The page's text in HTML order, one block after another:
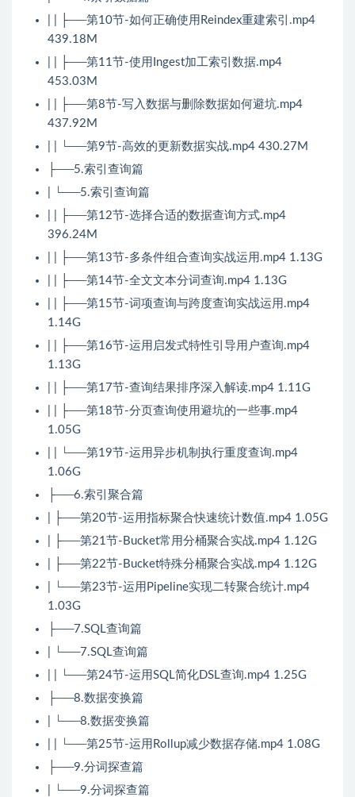
| | ├──第10节-如何正确使用Reindex重建索引.mp4
439.18M
| | ├──第11节-使用Ingest加工索引数据.mp4
453.03M
| | ├──第8节-写入数据与删除数据如何避坑.mp4
437.92M
| | └──第9节-高效的更新数据实战.mp4 430.27M
├──5.索引查询篇
| └──5.索引查询篇
| | ├──第12节-选择合适的数据查询方式.mp4
396.24M
| | ├──第13节-多条件组合查询实战运用.mp4 1.13G
| | ├──第14节-全文文本分词查询.mp4 1.13G
| | ├──第15节-词项查询与跨度查询实战运用.mp4
1.14G
| | ├──第16节-运用启发式特性引导用户查询.mp4
1.13G
| | ├──第17节-查询结果排序深入解读.mp4 1.11G
| | ├──第18节-分页查询使用避坑的一些事.mp4
1.05G
| | └──第19节-运用异步机制执行重度查询.mp4
1.06G
├──6.索引聚合篇
| ├──第20节-运用指标聚合快速统计数值.mp4 1.05G
| ├──第21节-Bucket常用分桶聚合实战.mp4 1.12G
| ├──第22节-Bucket特殊分桶聚合实战.mp4 1.12G
| └──第23节-运用Pipeline实现二转聚合统计.mp4
1.03G
├──7.SQL查询篇
| └──7.SQL查询篇
| | └──第24节-运用SQL简化DSL查询.mp4 1.25G
├──8.数据变换篇
| └──8.数据变换篇
| | └──第25节-运用Rollup减少数据存储.mp4 1.08G
├──9.分词探查篇
| └──9.分词探查篇